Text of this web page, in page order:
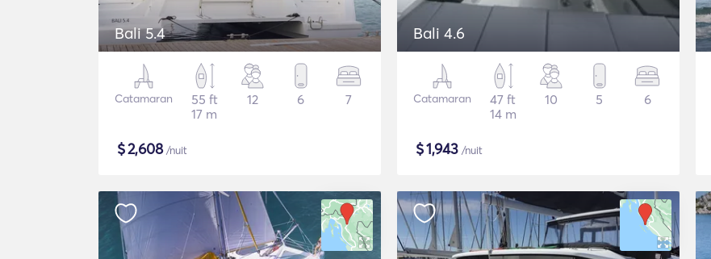
Bali 5.4
Catamaran
55 ft
17 m
12 6 7
$2,608/nuit
Bali 4.6
Catamaran
47 ft
14 m
10 5 6
$1,943 /nuit